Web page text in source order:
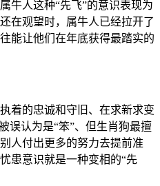
牛人这种“先飞”的意识表现为
在观望时，属牛人已经拉开了
能让他们在年底获得最踏实的
着的忠诚和守旧、在求新求变
误认为是“笨”、但生肖狗最擅
人付出更多的努力去提前准
患意识就是一种变相的“先